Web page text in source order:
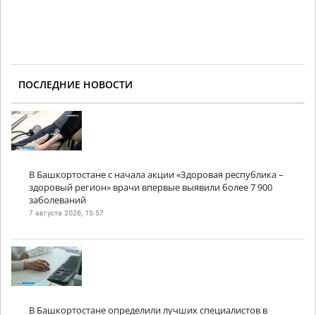
ПОСЛЕДНИЕ НОВОСТИ
В Башкортостане с начала акции «Здоровая республика –
здоровый регион» врачи впервые выявили более 7 900
заболеваний
7 августа 2026, 15:57
В Башкортостане определили лучших специалистов в